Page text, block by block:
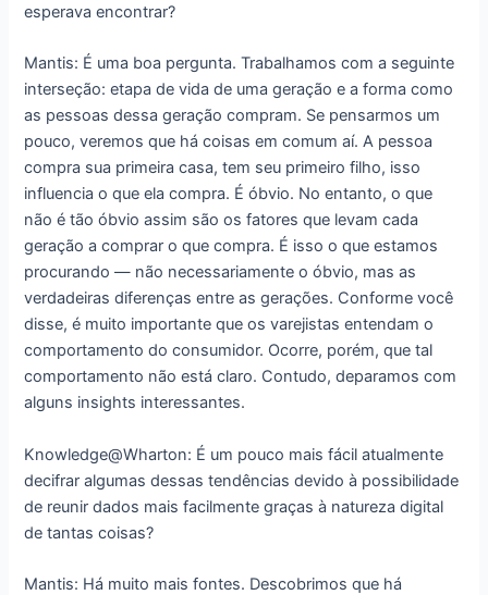
esperava encontrar?
Mantis: É uma boa pergunta. Trabalhamos com a seguinte
interseção: etapa de vida de uma geração e a forma como
as pessoas dessa geração compram. Se pensarmos um
pouco, veremos que há coisas em comum aí. A pessoa
compra sua primeira casa, tem seu primeiro filho, isso
influencia o que ela compra. É óbvio. No entanto, o que
não é tão óbvio assim são os fatores que levam cada
geração a comprar o que compra. É isso o que estamos
procurando ― não necessariamente o óbvio, mas as
verdadeiras diferenças entre as gerações. Conforme você
disse, é muito importante que os varejistas entendam o
comportamento do consumidor. Ocorre, porém, que tal
comportamento não está claro. Contudo, deparamos com
alguns insights interessantes.
Knowledge@Wharton: É um pouco mais fácil atualmente
decifrar algumas dessas tendências devido à possibilidade
de reunir dados mais facilmente graças à natureza digital
de tantas coisas?
Mantis: Há muito mais fontes. Descobrimos que há